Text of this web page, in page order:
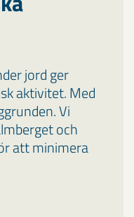
jord ger
aktivitet. Med
Vi
och
att minimera